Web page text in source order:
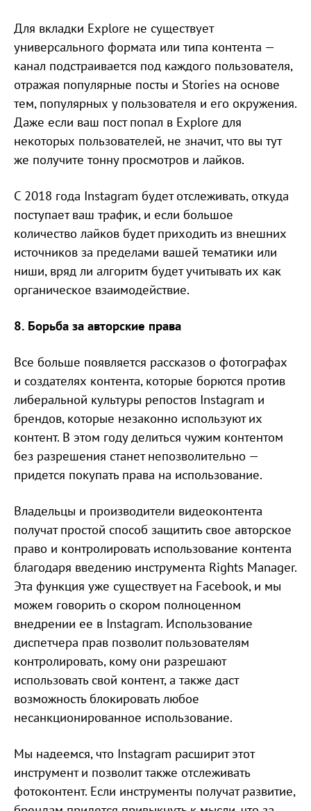
Для вкладки Explore не существует
универсального формата или типа контента —
канал подстраивается под каждого пользователя,
отражая популярные посты и Stories на основе
тем, популярных у пользователя и его окружения.
Даже если ваш пост попал в Explore для
некоторых пользователей, не значит, что вы тут
же получите тонну просмотров и лайков.
С 2018 года Instagram будет отслеживать, откуда
поступает ваш трафик, и если большое
количество лайков будет приходить из внешних
источников за пределами вашей тематики или
ниши, вряд ли алгоритм будет учитывать их как
органическое взаимодействие.
8. Борьба за авторские права
Все больше появляется рассказов о фотографах
и создателях контента, которые борются против
либеральной культуры репостов Instagram и
брендов, которые незаконно используют их
контент. В этом году делиться чужим контентом
без разрешения станет непозволительно —
придется покупать права на использование.
Владельцы и производители видеоконтента
получат простой способ защитить свое авторское
право и контролировать использование контента
благодаря введению инструмента Rights Manager.
Эта функция уже существует на Facebook, и мы
можем говорить о скором полноценном
внедрении ее в Instagram. Использование
диспетчера прав позволит пользователям
контролировать, кому они разрешают
использовать свой контент, а также даст
возможность блокировать любое
несанкционированное использование.
Мы надеемся, что Instagram расширит этот
инструмент и позволит также отслеживать
фотоконтент. Если инструменты получат развитие,